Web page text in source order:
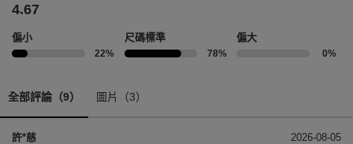
4.67
偏小
22%
尺碼標準
78%
偏大
0%
全部評論（9） 圖片（3）
許*慈 2026-08-05